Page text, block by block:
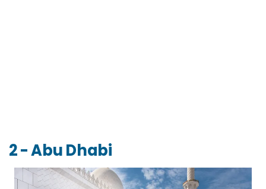
2 - Abu Dhabi